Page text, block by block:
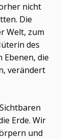
nicht
Die
Welt, zum
des
Ebenen, die
verändert
Erde. Wir
und